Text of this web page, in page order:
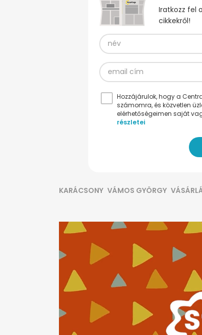
Iratkozz fel
cikkekről!
Hozzájárulok, hogy a
számomra, és közvetlen
elérhetőségeimen saját
részletei
KARÁCSONY VÁMOS GYÖRGY